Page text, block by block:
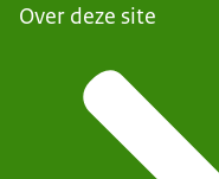
Over deze site